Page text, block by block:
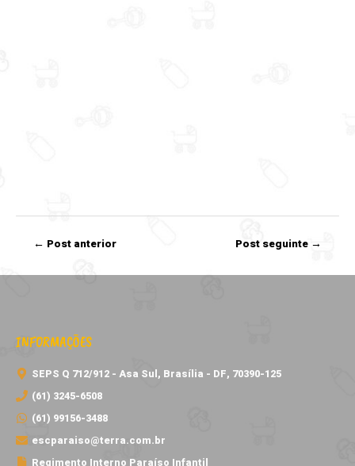
Navegação
← Post anterior Post seguinte →
INFORMAÇÕES
SEPS Q 712/912 - Asa Sul, Brasília - DF, 70390-125
(61) 3245-6508
(61) 99156-3488
escparaiso@terra.com.br
Regimento Interno Paraíso Infantil